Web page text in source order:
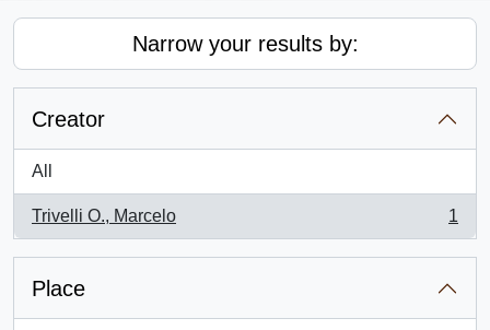
Narrow your results by:
Creator
All
Trivelli O., Marcelo
, 1 results
1
Place